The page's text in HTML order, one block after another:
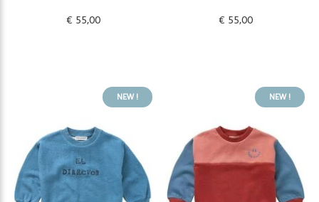
€ 55,00 € 55,00
NEW ! NEW !